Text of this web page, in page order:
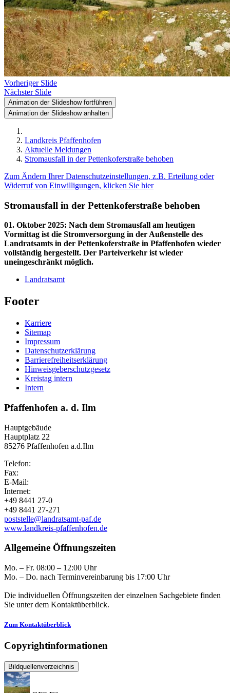
Vorheriger Slide
Nächster Slide
Animation der Slideshow fortführen
Animation der Slideshow anhalten
Landkreis Pfaffenhofen
Aktuelle Meldungen
Stromausfall in der Pettenkoferstraße behoben
Zum Ändern Ihrer Datenschutzeinstellungen, z.B. Erteilung oder
Widerruf von Einwilligungen, klicken Sie hier
Stromausfall in der Pettenkoferstraße behoben
01. Oktober 2025: Nach dem Stromausfall am heutigen
Vormittag ist die Stromversorgung in der Außenstelle des
Landratsamts in der Pettenkoferstraße in Pfaffenhofen wieder
vollständig hergestellt. Der Parteiverkehr ist wieder
uneingeschränkt möglich.
Landratsamt
Footer
Karriere
Sitemap
Impressum
Datenschutzerklärung
Barrierefreiheitserklärung
Hinweisgeberschutzgesetz
Kreistag intern
Intern
Pfaffenhofen a. d. Ilm
Hauptgebäude
Hauptplatz 22
85276 Pfaffenhofen a.d.Ilm
Telefon:
Fax:
E-Mail:
Internet:
+49 8441 27-0
+49 8441 27-271
poststelle@landratsamt-paf.de
www.landkreis-pfaffenhofen.de
Allgemeine Öffnungszeiten
Mo. – Fr. 08:00 – 12:00 Uhr
Mo. – Do. nach Terminvereinbarung bis 17:00 Uhr
Die individuellen Öffnungszeiten der einzelnen Sachgebiete finden
Sie unter dem Kontaktüberblick.
Zum Kontaktüberblick
Copyrightinformationen
Bildquellenverzeichnis